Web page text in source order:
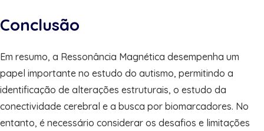
Conclusão
Em resumo, a Ressonância Magnética desempenha um
papel importante no estudo do autismo, permitindo a
identificação de alterações estruturais, o estudo da
conectividade cerebral e a busca por biomarcadores. No
entanto, é necessário considerar os desafios e limitações